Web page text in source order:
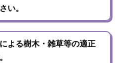
い。
よる樹木・雑草等の適正